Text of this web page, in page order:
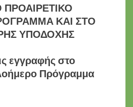
ΚΑΙ ΣΤΟ
ΥΠΟΔΟΧΗΣ
εγγραφής στο
Πρόγραμμα